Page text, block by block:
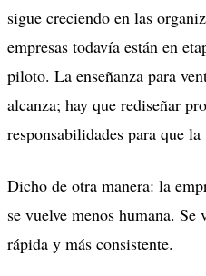
sigue creciendo en las
empresas todavía están en
piloto. La enseñanza para
alcanza; hay que rediseñar
responsabilidades para que
Dicho de otra manera: la
se vuelve menos humana. Se
rápida y más consistente.